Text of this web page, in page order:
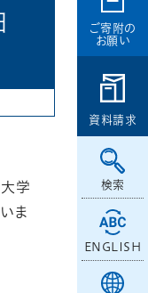
ご寄附の
お願い
資料請求
検索
ENGLISH
学
ま